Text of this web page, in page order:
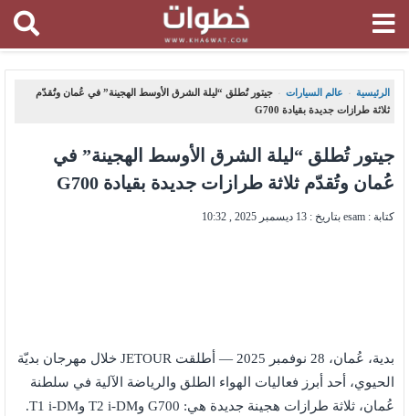
الرئيسية ، عالم السيارات ،
جيتور تُطلق “ليلة الشرق الأوسط الهجينة” في عُمان وتُقدّم
ثلاثة طرازات جديدة بقيادة G700
جيتور تُطلق “ليلة الشرق الأوسط الهجينة” في
عُمان وتُقدّم ثلاثة طرازات جديدة بقيادة G700
كتابة : esam بتاريخ : 13 ديسمبر 2025 , 10:32
بدية، عُمان، 28 نوفمبر 2025 — أطلقت JETOUR خلال مهرجان بديّة
الحيوي، أحد أبرز فعاليات الهواء الطلق والرياضة الآلية في سلطنة
عُمان، ثلاثة طرازات هجينة جديدة هي: G700 وT2 i-DM وT1 i-DM.